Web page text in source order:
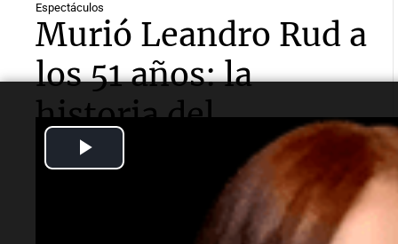
Espectáculos
Murió Leandro Rud a
los 51 años: la
historia del
representante de
modelos que marcó